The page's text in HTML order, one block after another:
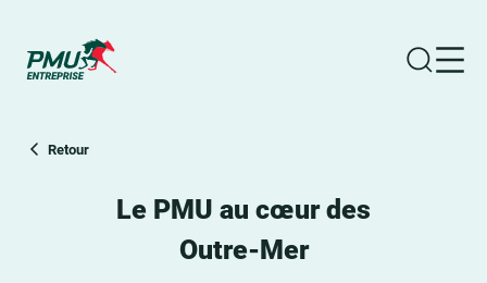
Retour
Le PMU au cœur des
Outre-Mer